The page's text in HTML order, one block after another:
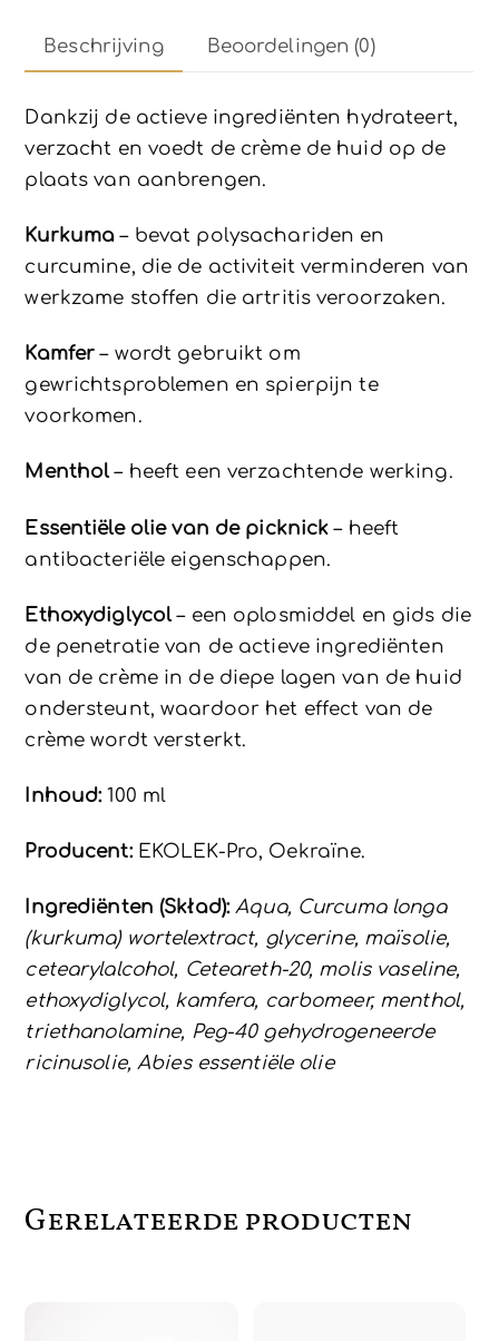
Beschrijving Beoordelingen (0)
Dankzij de actieve ingrediënten hydrateert,
verzacht en voedt de crème de huid op de
plaats van aanbrengen.
Kurkuma – bevat polysachariden en
curcumine, die de activiteit verminderen van
werkzame stoffen die artritis veroorzaken.
Kamfer – wordt gebruikt om
gewrichtsproblemen en spierpijn te
voorkomen.
Menthol – heeft een verzachtende werking.
Essentiële olie van de picknick – heeft
antibacteriële eigenschappen.
Ethoxydiglycol – een oplosmiddel en gids die
de penetratie van de actieve ingrediënten
van de crème in de diepe lagen van de huid
ondersteunt, waardoor het effect van de
crème wordt versterkt.
Inhoud:100 ml
Producent:EKOLEK-Pro, Oekraïne.
Ingrediënten (Skład):Aqua, Curcuma longa
(kurkuma) wortelextract, glycerine, maïsolie,
cetearylalcohol, Ceteareth-20, molis vaseline,
ethoxydiglycol, kamfera, carbomeer, menthol,
triethanolamine, Peg-40 gehydrogeneerde
ricinusolie, Abies essentiële olie
Gerelateerde producten